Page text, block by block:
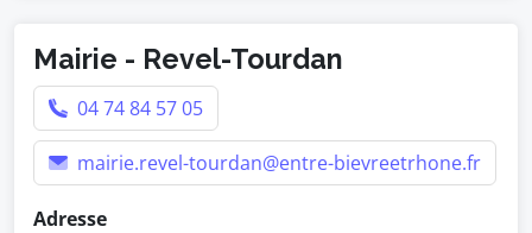
Mairie - Revel-Tourdan
04 74 84 57 05
mairie.revel-tourdan@entre-bievreetrhone.fr
Adresse